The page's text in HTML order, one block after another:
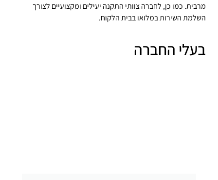
מרבית. כמו כן, לחברה צוותי התקנה יעילים ומקצועיים לצורך
השלמת השירות במלואו בבית הלקוח.
בעלי החברה